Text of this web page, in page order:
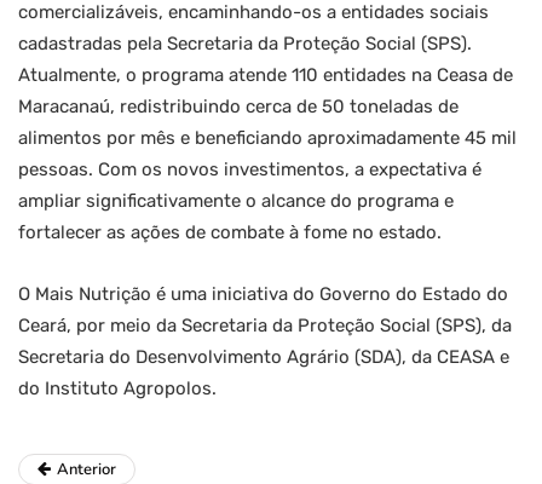
comercializáveis, encaminhando-os a entidades sociais
cadastradas pela Secretaria da Proteção Social (SPS).
Atualmente, o programa atende 110 entidades na Ceasa de
Maracanaú, redistribuindo cerca de 50 toneladas de
alimentos por mês e beneficiando aproximadamente 45 mil
pessoas. Com os novos investimentos, a expectativa é
ampliar significativamente o alcance do programa e
fortalecer as ações de combate à fome no estado.
O Mais Nutrição é uma iniciativa do Governo do Estado do
Ceará, por meio da Secretaria da Proteção Social (SPS), da
Secretaria do Desenvolvimento Agrário (SDA), da CEASA e
do Instituto Agropolos.
Anterior